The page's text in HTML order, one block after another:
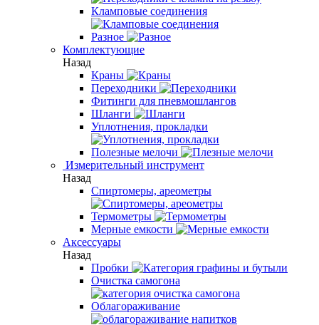
Кламповые соединения
Разное
Комплектующие
Назад
Краны
Переходники
Фитинги для пневмошлангов
Шланги
Уплотнения, прокладки
Полезные мелочи
Измерительный инструмент
Назад
Спиртомеры, ареометры
Термометры
Мерные емкости
Аксессуары
Назад
Пробки
Очистка самогона
Облагораживание